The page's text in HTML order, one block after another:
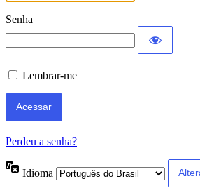
Senha
Lembrar-me
Perdeu a senha?
Idioma